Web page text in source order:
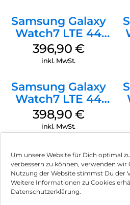
Um unsere Website für Dich optimal
verbessern zu können, verwenden wir
Nutzung der Website stimmst Du der
Weitere Informationen zu Cookies
Datenschutzerklärung.
Samsung Galaxy
Watch7 LTE 44
mm Green
396,90 €
inkl. MwSt.
Samsung Galaxy
Watch7 LTE 44
mm Silver
398,90 €
inkl. MwSt.
Impressum